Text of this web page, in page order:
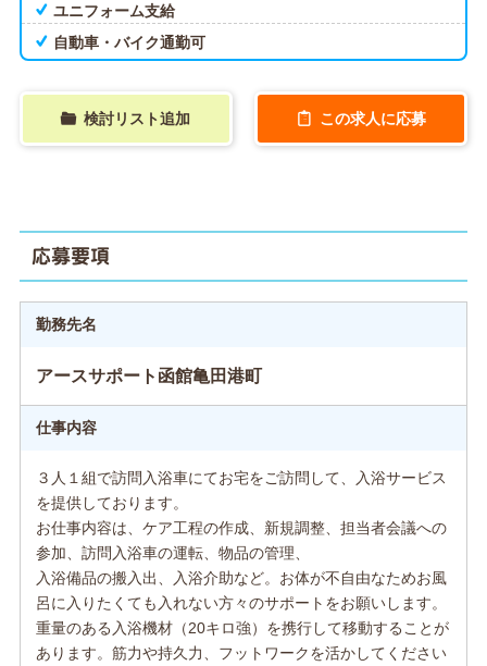
ユニフォーム支給
自動車・バイク通勤可
検討リスト追加 この求人に応募
応募要項
勤務先名
アースサポート函館亀田港町
仕事内容
３人１組で訪問入浴車にてお宅をご訪問して、入浴サービス
を提供しております。
お仕事内容は、ケア工程の作成、新規調整、担当者会議への
参加、訪問入浴車の運転、物品の管理、
入浴備品の搬入出、入浴介助など。お体が不自由なためお風
呂に入りたくても入れない方々のサポートをお願いします。
重量のある入浴機材（20キロ強）を携行して移動することが
あります。筋力や持久力、フットワークを活かしてください